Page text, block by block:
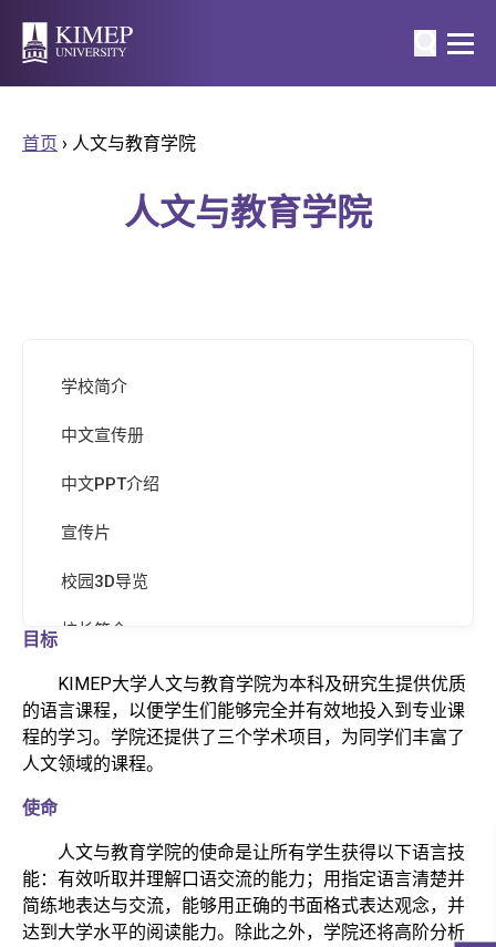
首页 › 人文与教育学院
人文与教育学院
目标
KIMEP大学人文与教育学院为本科及研究生提供优质
的语言课程，以便学生们能够完全并有效地投入到专业课
程的学习。学院还提供了三个学术项目，为同学们丰富了
人文领域的课程。
使命
人文与教育学院的使命是让所有学生获得以下语言技
能：有效听取并理解口语交流的能力；用指定语言清楚并
简练地表达与交流，能够用正确的书面格式表达观念，并
达到大学水平的阅读能力。除此之外，学院还将高阶分析
学校简介
中文宣传册
中文PPT介绍
宣传片
校园3D导览
校长简介
执照与认证
排名信息
全球合作院校